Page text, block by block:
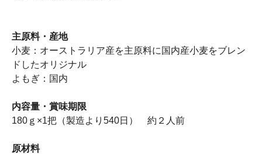
主原料・産地
小麦：オーストラリア産を主原料に国内産小麦をブレン
ドしたオリジナル
よもぎ：国内
内容量・賞味期限
180ｇ×1把（製造より540日） 約２人前
原材料